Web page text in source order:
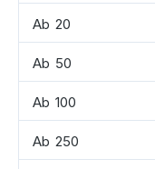
Ab 20
Ab 50
Ab 100
Ab 250